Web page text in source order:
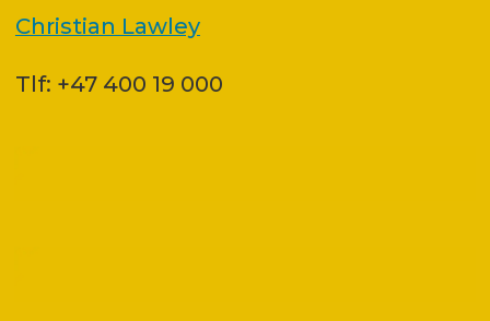
Christian Lawley
Tlf: +47 400 19 000